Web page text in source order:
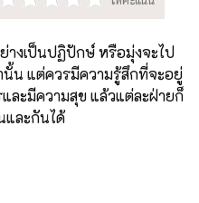
งเป็นปฏิปักษ์ หรือมุ่งจะไป
นั้น แต่ควรมีความรู้สึกที่จะอยู่
ละมีความสุข แล้วแต่ละฝ่ายก็
และกันได้